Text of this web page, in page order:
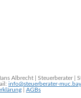
Albrecht | Steuerberater |
info@steuerberater-
AGBs